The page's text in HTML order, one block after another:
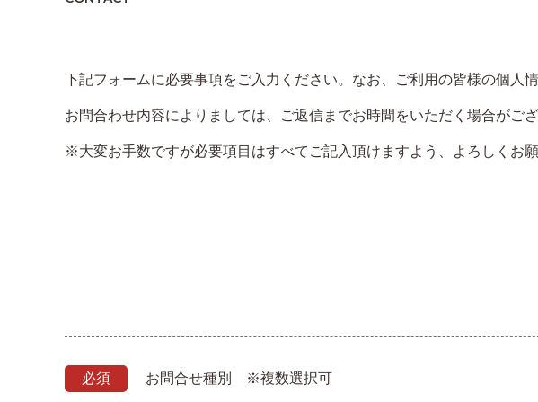
下記フォームに必要事項をご入力ください。なお、ご利用の皆様の個人
お問合わせ内容によりましては、ご返信までお時間をいただく場合がご
※大変お手数ですが必要項目はすべてご記入頂けますよう、よろしくお願
必須 お問合せ種別 ※複数選択可